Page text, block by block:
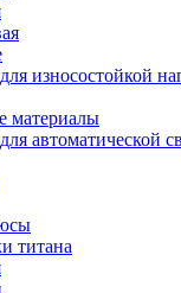
износостойкой
материалы
автоматической
титана